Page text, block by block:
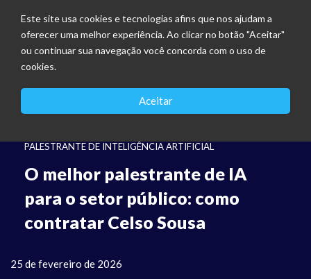
Este site usa cookies e tecnologias afins que nos ajudam a
oferecer uma melhor experiência. Ao clicar no botão "Aceitar"
ou continuar sua navegação você concorda com o uso de
cookies.
Aceitar
PALESTRANTE DE INTELIGÊNCIA ARTIFICIAL
O melhor palestrante de IA
para o setor público: como
contratar Celso Sousa
25 de fevereiro de 2026